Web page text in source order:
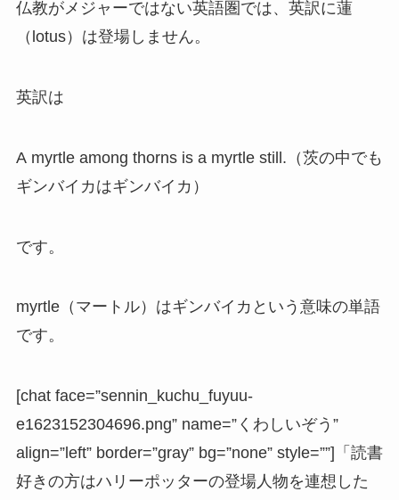
仏教がメジャーではない英語圏では、英訳に蓮
（ lotus）は登場しません。
英訳は
A myrtle among thorns is a myrtle still.（茨の中でも
ギンバイカはギンバイカ）
です。
myrtle（マートル）はギンバイカという意味の単語
です。
[chat face=”sennin_kuchu_fuyuu-
e1623152304696.png” name=”くわしいぞう”
align=”left” border=”gray” bg=”none” style=””]「読書
好きの方はハリーポッターの登場人物を連想した